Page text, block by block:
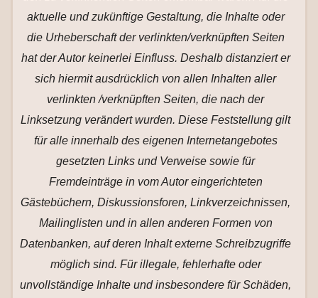
aktuelle und zukünftige Gestaltung, die Inhalte oder
die Urheberschaft der verlinkten/verknüpften Seiten
hat der Autor keinerlei Einfluss. Deshalb distanziert er
sich hiermit ausdrücklich von allen Inhalten aller
verlinkten /verknüpften Seiten, die nach der
Linksetzung verändert wurden. Diese Feststellung gilt
für alle innerhalb des eigenen Internetangebotes
gesetzten Links und Verweise sowie für
Fremdeinträge in vom Autor eingerichteten
Gästebüchern, Diskussionsforen, Linkverzeichnissen,
Mailinglisten und in allen anderen Formen von
Datenbanken, auf deren Inhalt externe Schreibzugriffe
möglich sind. Für illegale, fehlerhafte oder
unvollständige Inhalte und insbesondere für Schäden,